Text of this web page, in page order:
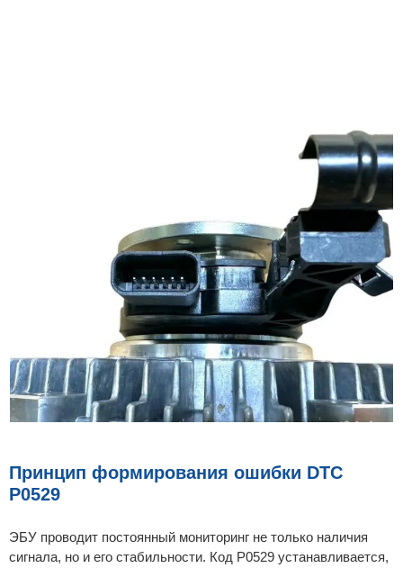
Принцип формирования ошибки DTC
P0529
ЭБУ проводит постоянный мониторинг не только наличия
сигнала, но и его стабильности. Код P0529 устанавливается,